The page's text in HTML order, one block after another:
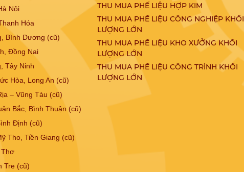
Nội
Hóa
Bình Dương (cũ)
Đồng Nai
Tây Ninh
Hòa, Long An (cũ)
– Vũng Tàu (cũ)
Bắc, Bình Thuận (cũ)
Định (cũ)
Tho, Tiền Giang (cũ)
Thơ
Tre (cũ)
THU MUA PHẾ LIỆU HỢP KIM
THU MUA PHẾ LIỆU CÔNG NGHIỆP KHỐI
LƯỢNG LỚN
THU MUA PHẾ LIỆU KHO XƯỞNG KHỐI
LƯỢNG LỚN
THU MUA PHẾ LIỆU CÔNG TRÌNH KHỐI
LƯỢNG LỚN